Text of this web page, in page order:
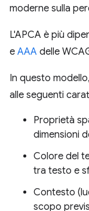
moderne sulla
L'APCA è più
e AAA delle
In questo
alle seguenti
Proprietà
dimensioni
Colore del
tra testo e
Contesto
scopo